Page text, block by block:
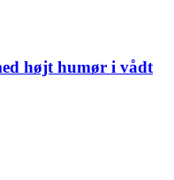
højt humør i vådt